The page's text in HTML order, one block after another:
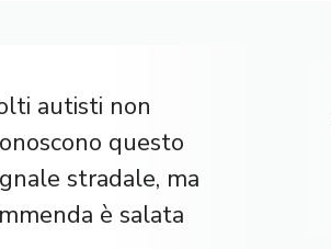
autisti non
questo
stradale, ma
è salata